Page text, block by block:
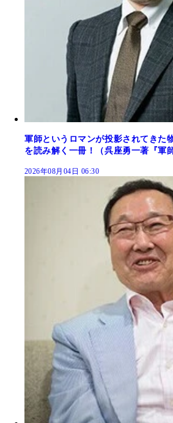
軍師というロマンが投影されてきた
を読み解く一冊！（呉座勇一著『軍
2026年08月04日 06:30